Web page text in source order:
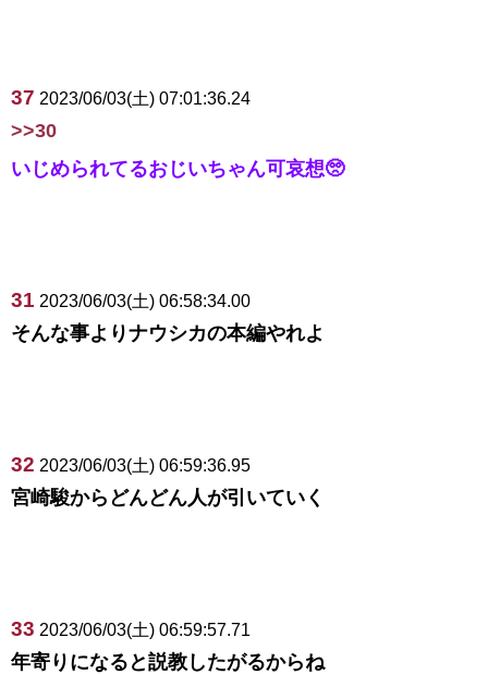
37 2023/06/03(土) 07:01:36.24
>>30
いじめられてるおじいちゃん可哀想🥺
31 2023/06/03(土) 06:58:34.00
そんな事よりナウシカの本編やれよ
32 2023/06/03(土) 06:59:36.95
宮崎駿からどんどん人が引いていく
33 2023/06/03(土) 06:59:57.71
年寄りになると説教したがるからね